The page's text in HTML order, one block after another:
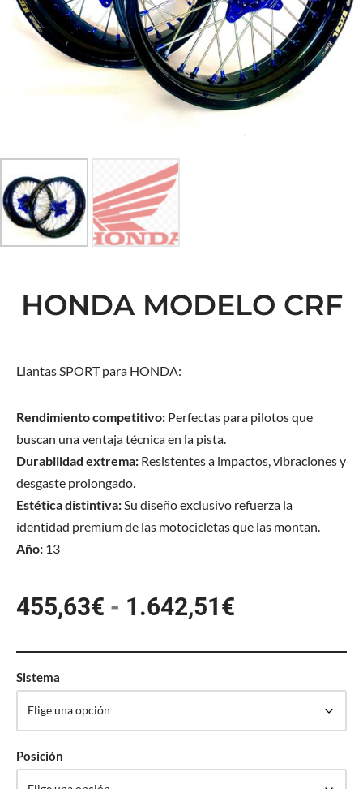
HONDA MODELO CRF
Llantas SPORT para HONDA:
Rendimiento competitivo: Perfectas para pilotos que
buscan una ventaja técnica en la pista.
Durabilidad extrema: Resistentes a impactos, vibraciones y
desgaste prolongado.
Estética distintiva:Su diseño exclusivo refuerza la
identidad premium de las motocicletas que las montan.
Año: 13
455,63€ - 1.642,51€
Sistema
Posición